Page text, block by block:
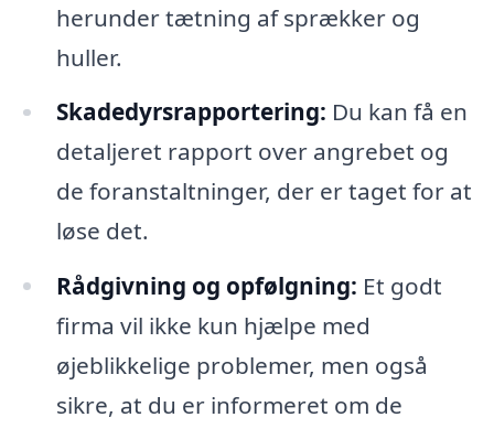
herunder tætning af sprækker og
huller.
Skadedyrsrapportering: Du kan få en
detaljeret rapport over angrebet og
de foranstaltninger, der er taget for at
løse det.
Rådgivning og opfølgning: Et godt
firma vil ikke kun hjælpe med
øjeblikkelige problemer, men også
sikre, at du er informeret om de